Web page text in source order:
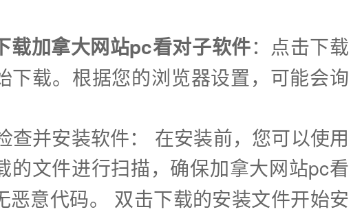
载加拿大网站pc看对子软件：点击下载
下载。根据您的浏览器设置，可能会询
查并安装软件： 在安装前，您可以使用
的文件进行扫描，确保加拿大网站pc看
恶意代码。 双击下载的安装文件开始安